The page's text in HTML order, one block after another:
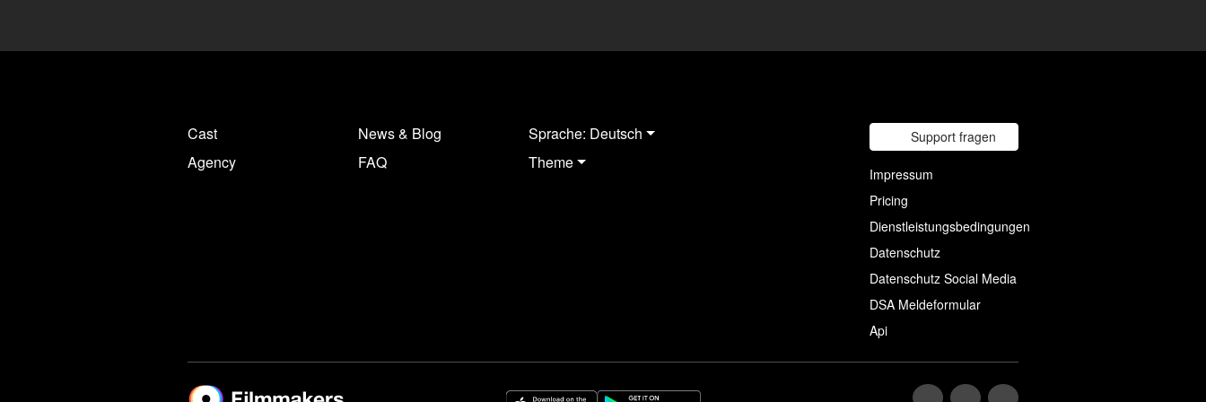
Cast
Agency
News & Blog
FAQ
Sprache: Deutsch
Theme
Support fragen
Impressum
Pricing
Dienstleistungsbedingungen
Datenschutz
Datenschutz Social Media
DSA Meldeformular
Api